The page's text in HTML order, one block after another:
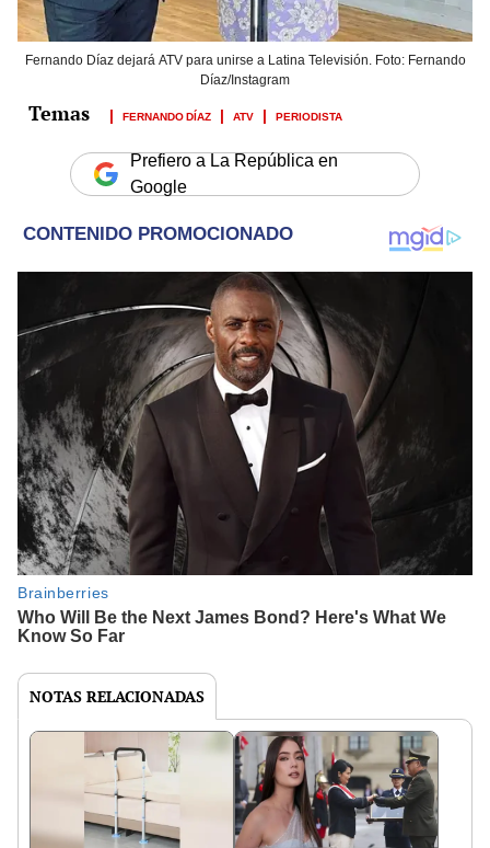
Fernando Díaz dejará ATV para unirse a Latina Televisión. Foto: Fernando
Díaz/Instagram
FERNANDO DÍAZ ATV PERIODISTA
Prefiero a La República en
Google
NOTAS RELACIONADAS